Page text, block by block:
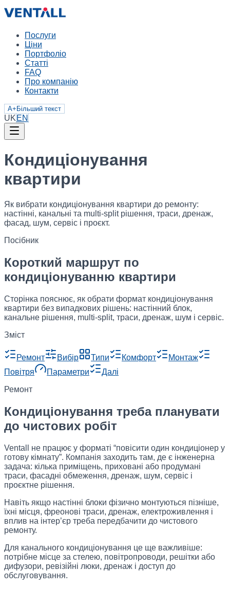
Послуги
Ціни
Портфоліо
Статті
FAQ
Про компанію
Контакти
A+ Більший текст
UK EN
Кондиціонування
квартири
Як вибрати кондиціонування квартири до ремонту:
настінні, канальні та multi-split рішення, траси, дренаж,
фасад, шум, сервіс і проєкт.
Посібник
Короткий маршрут по
кондиціонуванню квартири
Сторінка пояснює, як обрати формат кондиціонування
квартири без випадкових рішень: настінний блок,
канальне рішення, multi-split, траси, дренаж, шум і сервіс.
Зміст
Ремонт Вибір Типи Комфорт
Монтаж
Повітря
Параметри
Далі
Ремонт
Кондиціонування треба планувати
до чистових робіт
Ventall не працює у форматі “повісити один кондиціонер у
готову кімнату”. Компанія заходить там, де є інженерна
задача: кілька приміщень, приховані або продумані
траси, фасадні обмеження, дренаж, шум, сервіс і
проєктне рішення.
Навіть якщо настінні блоки фізично монтуються пізніше,
їхні місця, фреонові траси, дренаж, електроживлення і
вплив на інтер’єр треба передбачити до чистового
ремонту.
Для канального кондиціонування це ще важливіше:
потрібне місце за стелею, повітропроводи, решітки або
дифузори, ревізійні люки, дренаж і доступ до
обслуговування.